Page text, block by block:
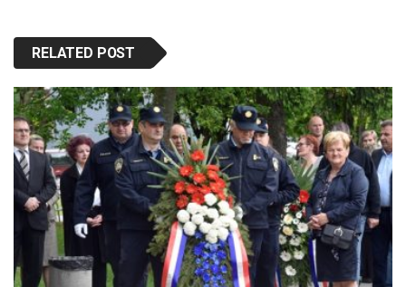
RELATED POST